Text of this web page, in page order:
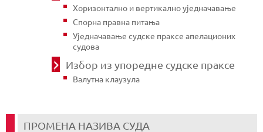
Хоризонтално и вертикално уједначавање
Спорна правна питања
Уједначавање судске праксе апелационих
судова
Избор из упоредне судске праксе
Валутна клаузула
ПРОМЕНА НАЗИВА СУДА